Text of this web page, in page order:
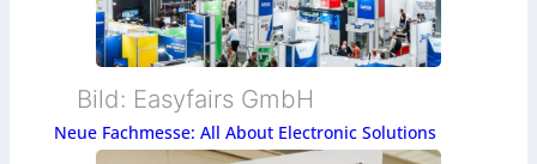
Bild: Easyfairs GmbH
Neue Fachmesse: All About Electronic Solutions